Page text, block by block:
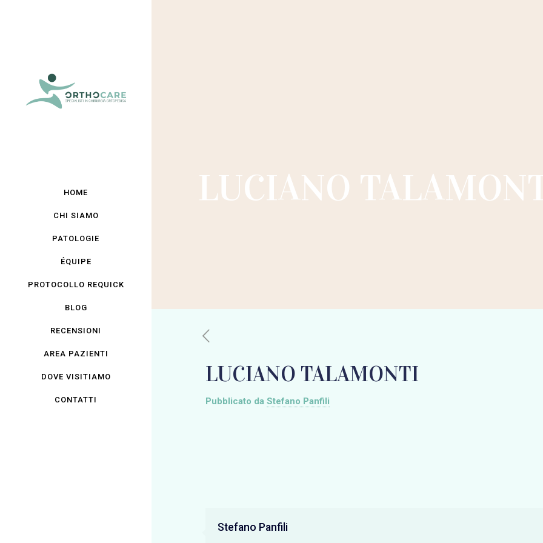
HOME
CHI SIAMO
PATOLOGIE
ÉQUIPE
PROTOCOLLO REQUICK
BLOG
RECENSIONI
AREA PAZIENTI
DOVE VISITIAMO
CONTATTI
LUCIANO
LUCIANO TALAMONTI
Pubblicato da Stefano Panfili
Stefano Panfili